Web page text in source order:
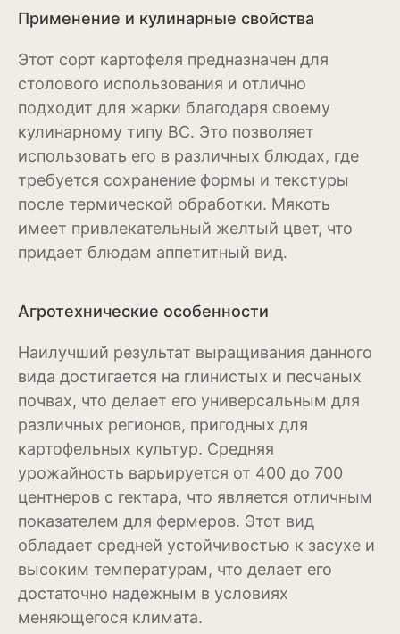
Нарциссы
Настурция
Нивяник или садовая
ромашка
Очиток или седум
Пеларгония
Пионы
Рудбекия
Тюльпан
Фиалка
Физалис
Флокс
Форзиция
Фуксия
Применение и кулинарные свойства
Этот сорт картофеля предназначен для
столового использования и отлично
подходит для жарки благодаря своему
кулинарному типу BC. Это позволяет
использовать его в различных блюдах, где
требуется сохранение формы и текстуры
после термической обработки. Мякоть
имеет привлекательный желтый цвет, что
придает блюдам аппетитный вид.
Агротехнические особенности
Наилучший результат выращивания данного
вида достигается на глинистых и песчаных
почвах, что делает его универсальным для
различных регионов, пригодных для
картофельных культур. Средняя
урожайность варьируется от 400 до 700
центнеров с гектара, что является отличным
показателем для фермеров. Этот вид
обладает средней устойчивостью к засухе и
высоким температурам, что делает его
достаточно надежным в условиях
меняющегося климата.